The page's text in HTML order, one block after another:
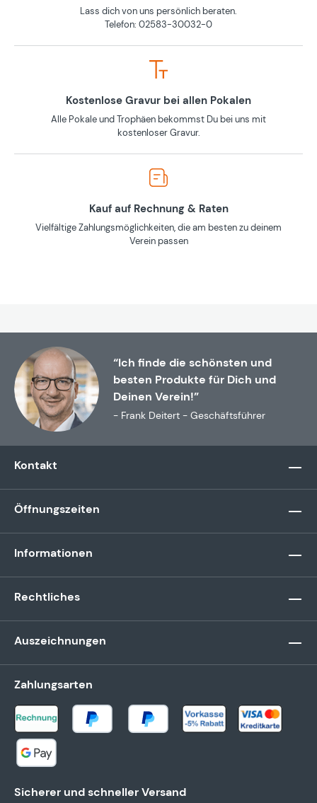
Lass dich von uns persönlich beraten.
Telefon: 02583-30032-0
Kostenlose Gravur bei allen Pokalen
Alle Pokale und Trophäen bekommst Du bei uns mit
kostenloser Gravur.
Kauf auf Rechnung & Raten
Vielfältige Zahlungsmöglichkeiten, die am besten zu deinem
Verein passen
“Ich finde die schönsten und
besten Produkte für Dich und
Deinen Verein!”
- Frank Deitert - Geschäftsführer
Kontakt
Öffnungszeiten
Informationen
Rechtliches
Auszeichnungen
Zahlungsarten
Sicherer und schneller Versand